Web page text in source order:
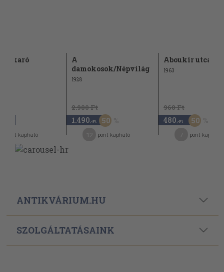
pont kapható
A
damokosok/Népvilág
1928
2.980 Ft
1.490 ,-Ft 50
pont kapható
Aboukir utca
1963
960 Ft
480 ,-Ft 50
pont kapható
ANTIKVÁRIUM.HU
SZOLGÁLTATÁSAINK